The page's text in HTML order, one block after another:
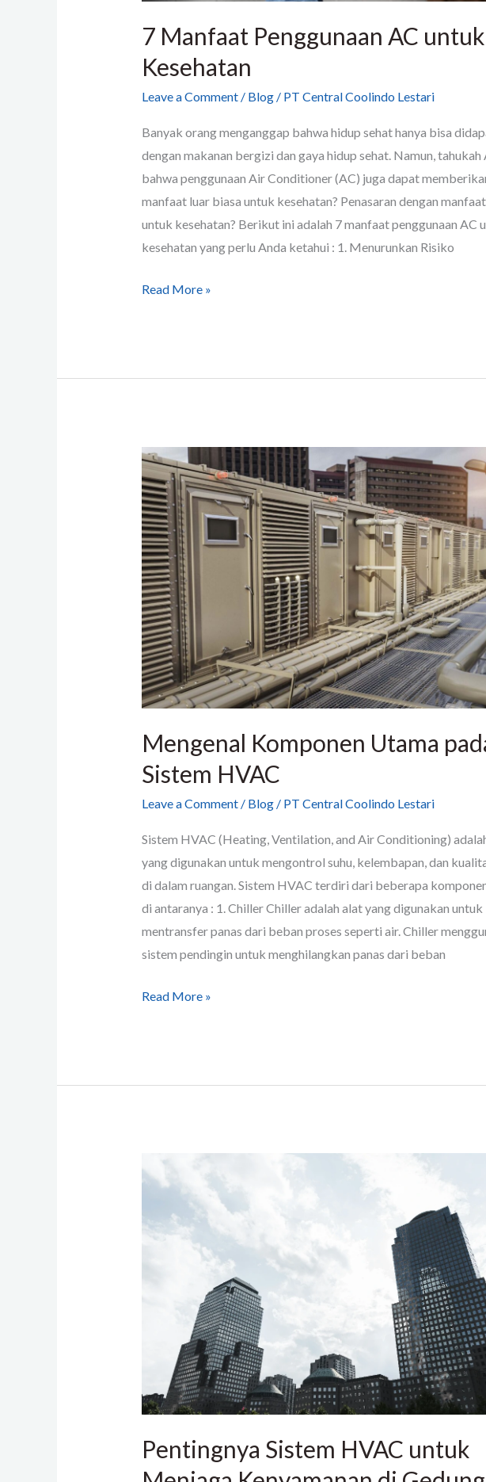
7 Manfaat Penggunaan AC untuk
Kesehatan
Leave a Comment / Blog/ PT Central Coolindo Lestari
Banyak orang menganggap bahwa hidup sehat hanya bisa
dengan makanan bergizi dan gaya hidup sehat. Namun, tahukah
bahwa penggunaan Air Conditioner (AC) juga dapat
manfaat luar biasa untuk kesehatan? Penasaran dengan
untuk kesehatan? Berikut ini adalah 7 manfaat penggunaan AC
kesehatan yang perlu Anda ketahui : 1. Menurunkan Risiko
Read More »
Mengenal Komponen Utama
Sistem HVAC
Leave a Comment / Blog/ PT Central Coolindo Lestari
Sistem HVAC (Heating, Ventilation, and Air Conditioning)
yang digunakan untuk mengontrol suhu, kelembapan, dan
di dalam ruangan. Sistem HVAC terdiri dari beberapa
di antaranya : 1. Chiller Chiller adalah alat yang digunakan untuk
mentransfer panas dari beban proses seperti air. Chiller
sistem pendingin untuk menghilangkan panas dari beban
Mengenal
Komponen
Utama
pada
Sistem
HVAC
Read More »
Pentingnya Sistem HVAC untuk
Pentingnya
Sistem
untuk